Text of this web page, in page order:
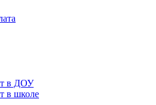
в ДОУ
в школе